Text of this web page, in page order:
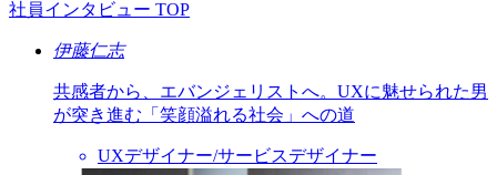
社員インタビュー TOP
伊藤仁志
共感者から、エバンジェリストへ。UXに魅せられた男
が突き進む「笑顔溢れる社会」への道
UXデザイナー/サービスデザイナー